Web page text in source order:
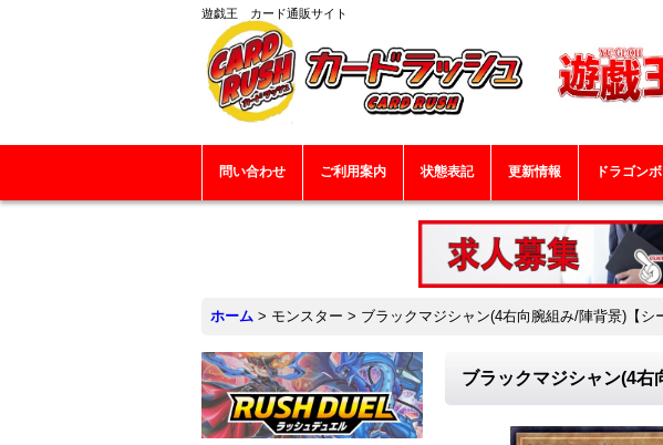
遊戯王 カード通販サイト
問い合わせ ご利用案内 状態表記 更新情報 ドラゴン
ホーム > モンスター > ブラックマジシャン(4右向腕組み/陣背景)【シ
ブラックマジシャン(4右